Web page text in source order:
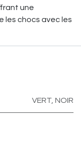
une
les chocs avec les
VERT NOIR